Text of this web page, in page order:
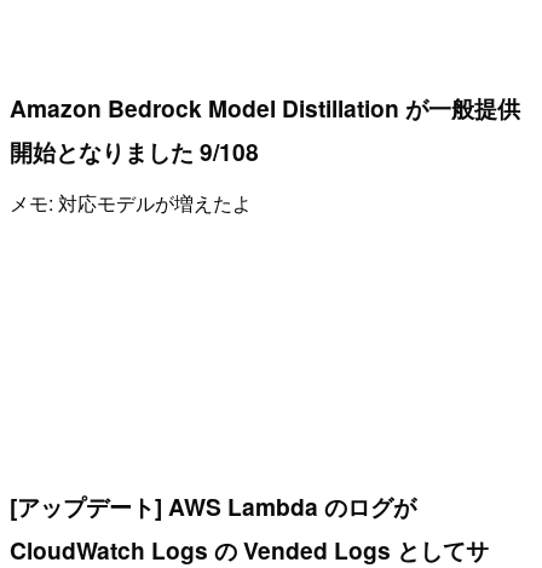
Amazon Bedrock Model Distillation が一般提供
開始となりました 9/108
メモ: 対応モデルが増えたよ
[アップデート] AWS Lambda のログが
CloudWatch Logs の Vended Logs としてサ